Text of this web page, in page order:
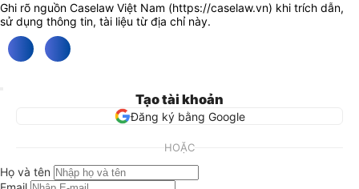
Ghi rõ nguồn Caselaw Việt Nam (https://caselaw.vn) khi trích dẫn,
sử dụng thông tin, tài liệu từ địa chỉ này.
Tạo tài khoản
Đăng ký bằng Google
HOẶC
Họ và tên